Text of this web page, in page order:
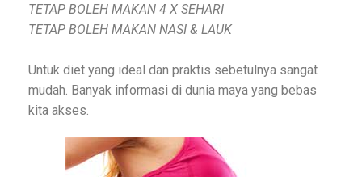
TETAP BOLEH MAKAN 4 X SEHARI
TETAP BOLEH MAKAN NASI & LAUK
Untuk diet yang ideal dan praktis sebetulnya sangat
mudah. Banyak informasi di dunia maya yang bebas
kita akses.